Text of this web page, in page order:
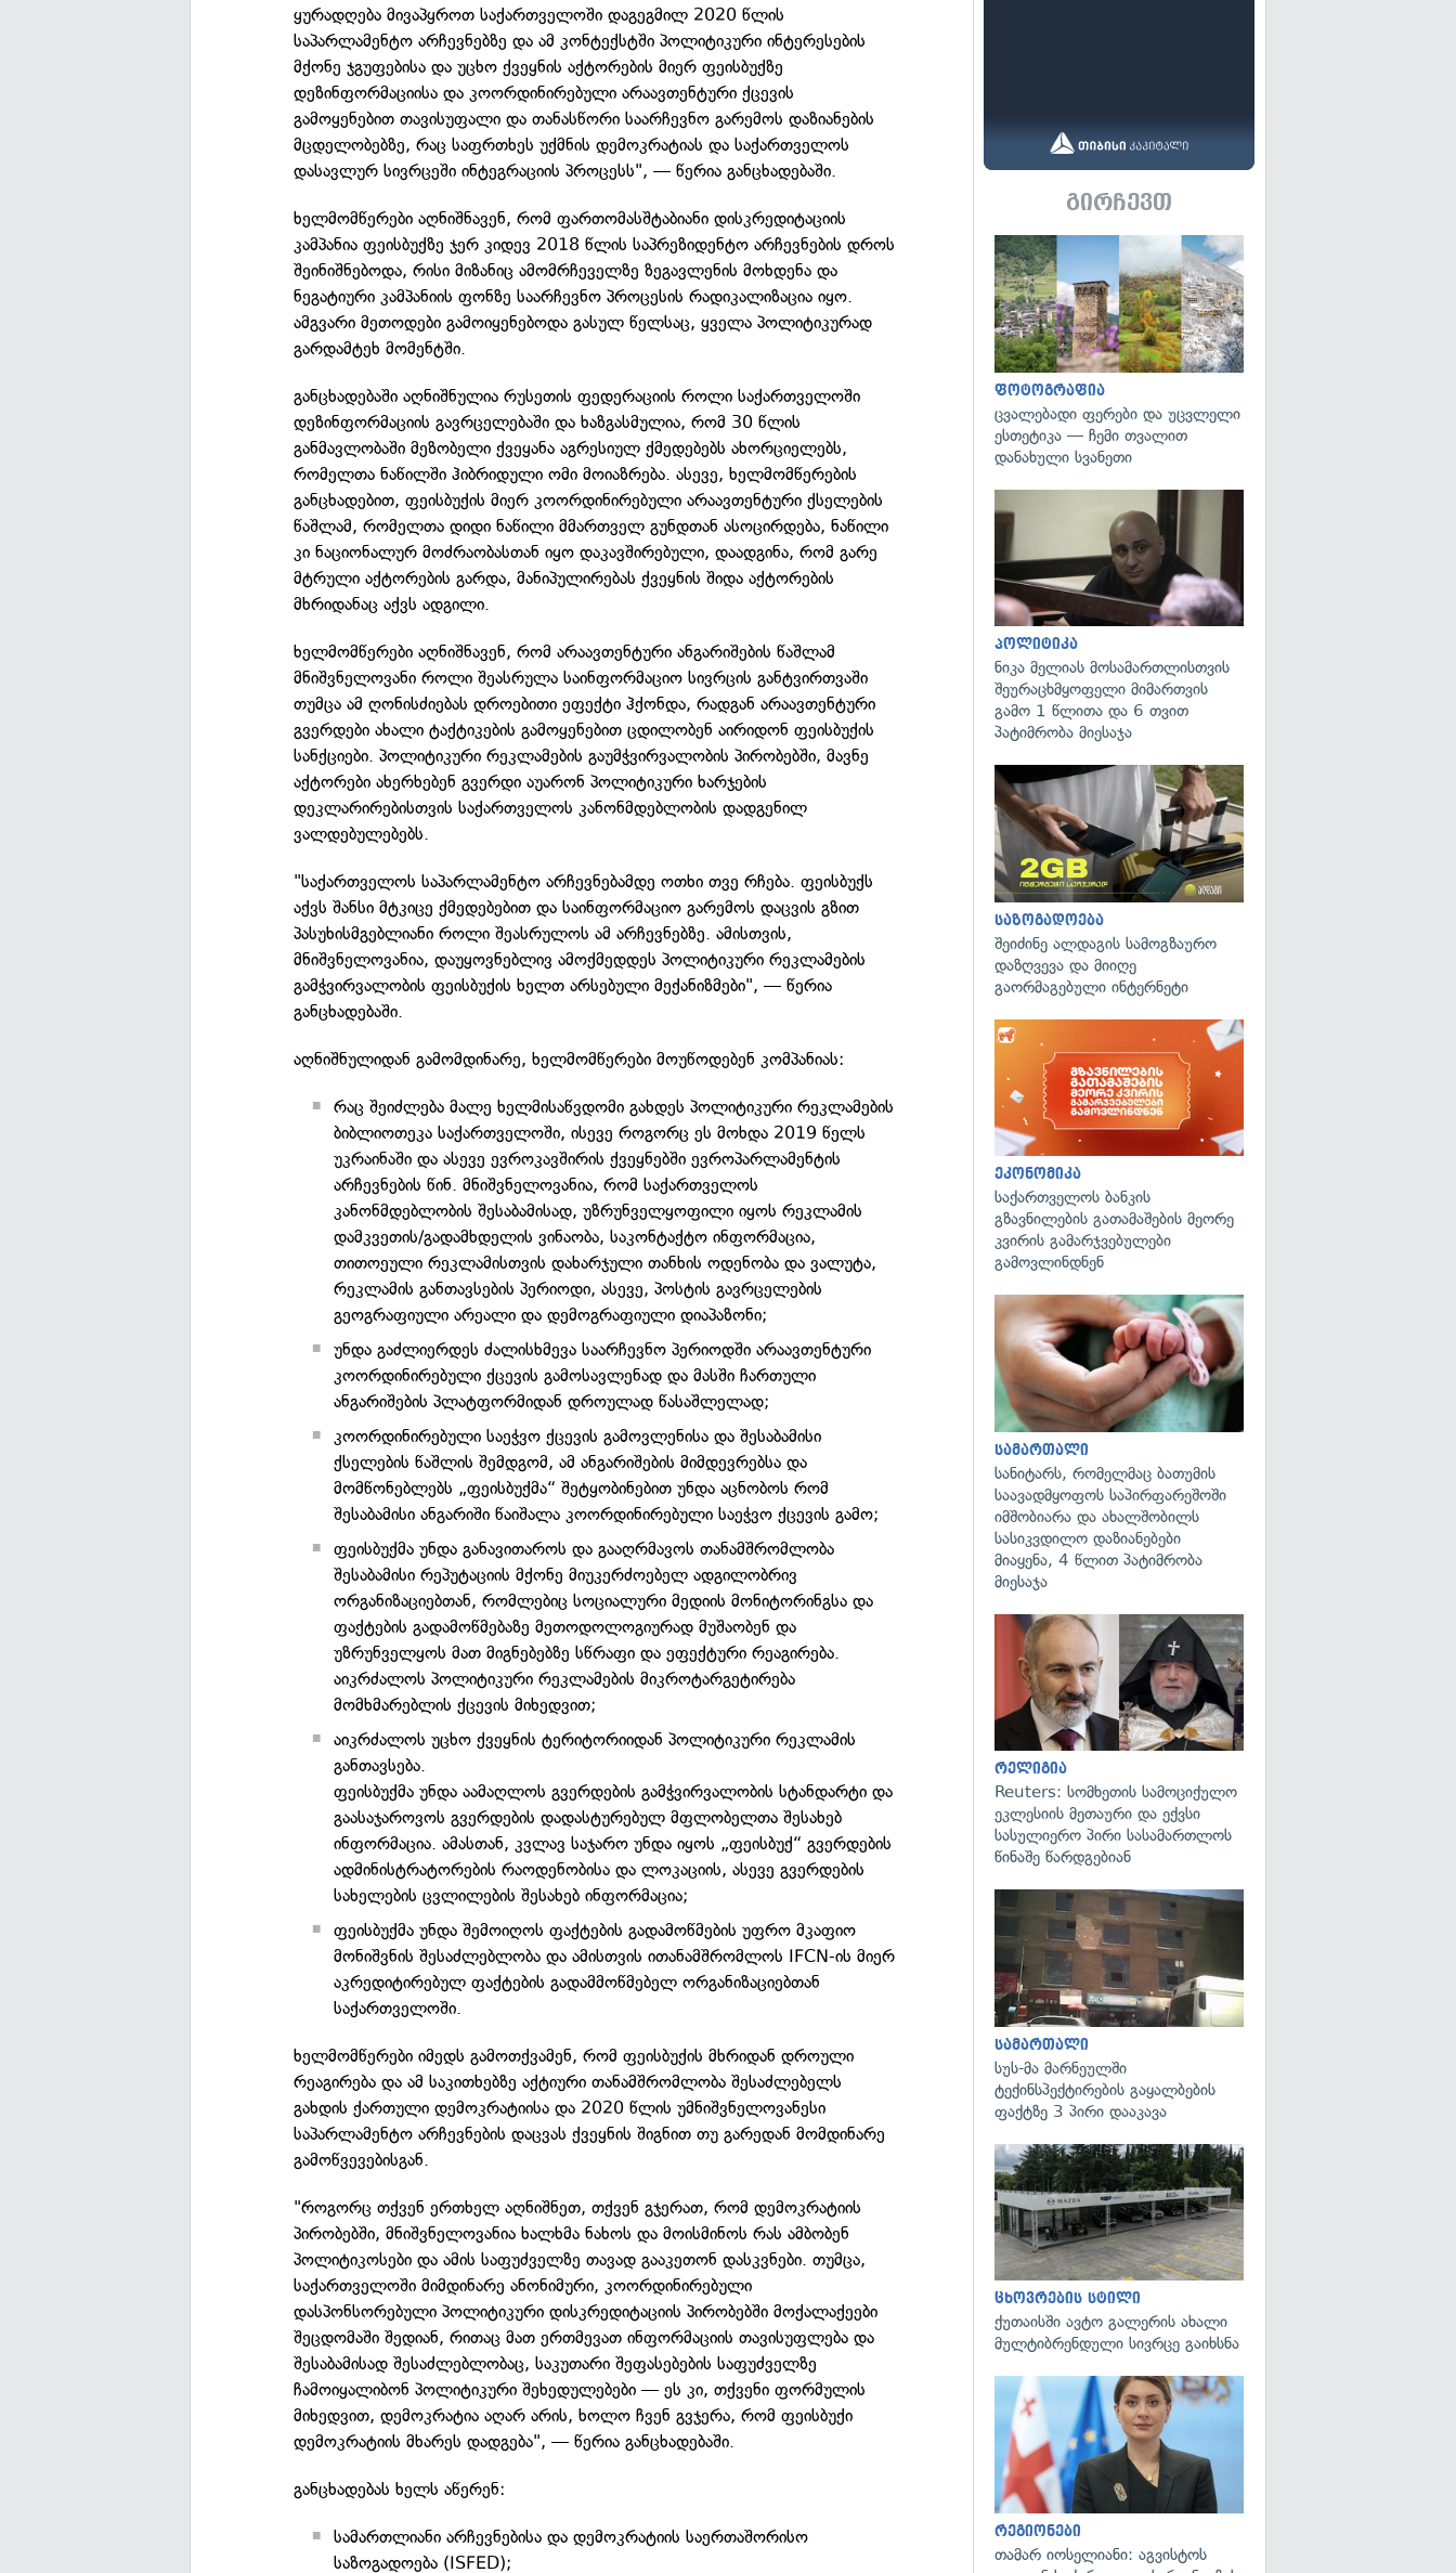
ყურადღება მივაპყროთ საქართველოში დაგეგმილ 2020 წლის
საპარლამენტო არჩევნებზე და ამ კონტექსტში პოლიტიკური ინტერესების
მქონე ჯგუფებისა და უცხო ქვეყნის აქტორების მიერ ფეისბუქზე
დეზინფორმაციისა და კოორდინირებული არაავთენტური ქცევის
გამოყენებით თავისუფალი და თანასწორი საარჩევნო გარემოს დაზიანების
მცდელობებზე, რაც საფრთხეს უქმნის დემოკრატიას და საქართველოს
დასავლურ სივრცეში ინტეგრაციის პროცესს", — წერია განცხადებაში.
ხელმომწერები აღნიშნავენ, რომ ფართომასშტაბიანი დისკრედიტაციის
კამპანია ფეისბუქზე ჯერ კიდევ 2018 წლის საპრეზიდენტო არჩევნების დროს
შეინიშნებოდა, რისი მიზანიც ამომრჩეველზე ზეგავლენის მოხდენა და
ნეგატიური კამპანიის ფონზე საარჩევნო პროცესის რადიკალიზაცია იყო.
ამგვარი მეთოდები გამოიყენებოდა გასულ წელსაც, ყველა პოლიტიკურად
გარდამტეხ მომენტში.
განცხადებაში აღნიშნულია რუსეთის ფედერაციის როლი საქართველოში
დეზინფორმაციის გავრცელებაში და ხაზგასმულია, რომ 30 წლის
განმავლობაში მეზობელი ქვეყანა აგრესიულ ქმედებებს ახორციელებს,
რომელთა ნაწილში ჰიბრიდული ომი მოიაზრება. ასევე, ხელმომწერების
განცხადებით, ფეისბუქის მიერ კოორდინირებული არაავთენტური ქსელების
წაშლამ, რომელთა დიდი ნაწილი მმართველ გუნდთან ასოცირდება, ნაწილი
კი ნაციონალურ მოძრაობასთან იყო დაკავშირებული, დაადგინა, რომ გარე
მტრული აქტორების გარდა, მანიპულირებას ქვეყნის შიდა აქტორების
მხრიდანაც აქვს ადგილი.
ხელმომწერები აღნიშნავენ, რომ არაავთენტური ანგარიშების წაშლამ
მნიშვნელოვანი როლი შეასრულა საინფორმაციო სივრცის განტვირთვაში
თუმცა ამ ღონისძიებას დროებითი ეფექტი ჰქონდა, რადგან არაავთენტური
გვერდები ახალი ტაქტიკების გამოყენებით ცდილობენ აირიდონ ფეისბუქის
სანქციები. პოლიტიკური რეკლამების გაუმჭვირვალობის პირობებში, მავნე
აქტორები ახერხებენ გვერდი აუარონ პოლიტიკური ხარჯების
დეკლარირებისთვის საქართველოს კანონმდებლობის დადგენილ
ვალდებულებებს.
"საქართველოს საპარლამენტო არჩევნებამდე ოთხი თვე რჩება. ფეისბუქს
აქვს შანსი მტკიცე ქმედებებით და საინფორმაციო გარემოს დაცვის გზით
პასუხისმგებლიანი როლი შეასრულოს ამ არჩევნებზე. ამისთვის,
მნიშვნელოვანია, დაუყოვნებლივ ამოქმედდეს პოლიტიკური რეკლამების
გამჭვირვალობის ფეისბუქის ხელთ არსებული მექანიზმები", — წერია
განცხადებაში.
აღნიშნულიდან გამომდინარე, ხელმომწერები მოუწოდებენ კომპანიას:
რაც შეიძლება მალე ხელმისაწვდომი გახდეს პოლიტიკური რეკლამების
ბიბლიოთეკა საქართველოში, ისევე როგორც ეს მოხდა 2019 წელს
უკრაინაში და ასევე ევროკავშირის ქვეყნებში ევროპარლამენტის
არჩევნების წინ. მნიშვნელოვანია, რომ საქართველოს
კანონმდებლობის შესაბამისად, უზრუნველყოფილი იყოს რეკლამის
დამკვეთის/გადამხდელის ვინაობა, საკონტაქტო ინფორმაცია,
თითოეული რეკლამისთვის დახარჯული თანხის ოდენობა და ვალუტა,
რეკლამის განთავსების პერიოდი, ასევე, პოსტის გავრცელების
გეოგრაფიული არეალი და დემოგრაფიული დიაპაზონი;
უნდა გაძლიერდეს ძალისხმევა საარჩევნო პერიოდში არაავთენტური
კოორდინირებული ქცევის გამოსავლენად და მასში ჩართული
ანგარიშების პლატფორმიდან დროულად წასაშლელად;
კოორდინირებული საეჭვო ქცევის გამოვლენისა და შესაბამისი
ქსელების წაშლის შემდგომ, ამ ანგარიშების მიმდევრებსა და
მომწონებლებს „ფეისბუქმა“ შეტყობინებით უნდა აცნობოს რომ
შესაბამისი ანგარიში წაიშალა კოორდინირებული საეჭვო ქცევის გამო;
ფეისბუქმა უნდა განავითაროს და გააღრმავოს თანამშრომლობა
შესაბამისი რეპუტაციის მქონე მიუკერძოებელ ადგილობრივ
ორგანიზაციებთან, რომლებიც სოციალური მედიის მონიტორინგსა და
ფაქტების გადამოწმებაზე მეთოდოლოგიურად მუშაობენ და
უზრუნველყოს მათ მიგნებებზე სწრაფი და ეფექტური რეაგირება.
აიკრძალოს პოლიტიკური რეკლამების მიკროტარგეტირება
მომხმარებლის ქცევის მიხედვით;
აიკრძალოს უცხო ქვეყნის ტერიტორიიდან პოლიტიკური რეკლამის
განთავსება.
ფეისბუქმა უნდა აამაღლოს გვერდების გამჭვირვალობის სტანდარტი და
გაასაჯაროვოს გვერდების დადასტურებულ მფლობელთა შესახებ
ინფორმაცია. ამასთან, კვლავ საჯარო უნდა იყოს „ფეისბუქ“ გვერდების
ადმინისტრატორების რაოდენობისა და ლოკაციის, ასევე გვერდების
სახელების ცვლილების შესახებ ინფორმაცია;
ფეისბუქმა უნდა შემოიღოს ფაქტების გადამოწმების უფრო მკაფიო
მონიშვნის შესაძლებლობა და ამისთვის ითანამშრომლოს IFCN-ის მიერ
აკრედიტირებულ ფაქტების გადამმოწმებელ ორგანიზაციებთან
საქართველოში.
ხელმომწერები იმედს გამოთქვამენ, რომ ფეისბუქის მხრიდან დროული
რეაგირება და ამ საკითხებზე აქტიური თანამშრომლობა შესაძლებელს
გახდის ქართული დემოკრატიისა და 2020 წლის უმნიშვნელოვანესი
საპარლამენტო არჩევნების დაცვას ქვეყნის შიგნით თუ გარედან მომდინარე
გამოწვევებისგან.
"როგორც თქვენ ერთხელ აღნიშნეთ, თქვენ გჯერათ, რომ დემოკრატიის
პირობებში, მნიშვნელოვანია ხალხმა ნახოს და მოისმინოს რას ამბობენ
პოლიტიკოსები და ამის საფუძველზე თავად გააკეთონ დასკვნები. თუმცა,
საქართველოში მიმდინარე ანონიმური, კოორდინირებული
დასპონსორებული პოლიტიკური დისკრედიტაციის პირობებში მოქალაქეები
შეცდომაში შედიან, რითაც მათ ერთმევათ ინფორმაციის თავისუფლება და
შესაბამისად შესაძლებლობაც, საკუთარი შეფასებების საფუძველზე
ჩამოიყალიბონ პოლიტიკური შეხედულებები — ეს კი, თქვენი ფორმულის
მიხედვით, დემოკრატია აღარ არის, ხოლო ჩვენ გვჯერა, რომ ფეისბუქი
დემოკრატიის მხარეს დადგება", — წერია განცხადებაში.
განცხადებას ხელს აწერენ:
სამართლიანი არჩევნებისა და დემოკრატიის საერთაშორისო
საზოგადოება (ISFED);
გირჩევთ
ფოტოგრაფია
ცვალებადი ფერები და უცვლელი
ესთეტიკა — ჩემი თვალით
დანახული სვანეთი
პოლიტიკა
ნიკა მელიას მოსამართლისთვის
შეურაცხმყოფელი მიმართვის
გამო 1 წლითა და 6 თვით
პატიმრობა მიესაჯა
საზოგადოება
შეიძინე ალდაგის სამოგზაურო
დაზღვევა და მიიღე
გაორმაგებული ინტერნეტი
ეკონომიკა
საქართველოს ბანკის
გზავნილების გათამაშების მეორე
კვირის გამარჯვებულები
გამოვლინდნენ
სამართალი
სანიტარს, რომელმაც ბათუმის
საავადმყოფოს საპირფარეშოში
იმშობიარა და ახალშობილს
სასიკვდილო დაზიანებები
მიაყენა, 4 წლით პატიმრობა
მიესაჯა
რელიგია
Reuters: სომხეთის სამოციქულო
ეკლესიის მეთაური და ექვსი
სასულიერო პირი სასამართლოს
წინაშე წარდგებიან
სამართალი
სუს-მა მარნეულში
ტექინსპექტირების გაყალბების
ფაქტზე 3 პირი დააკავა
ცხოვრების სტილი
ქუთაისში ავტო გალერის ახალი
მულტიბრენდული სივრცე გაიხსნა
რეგიონები
თამარ იოსელიანი: აგვისტოს